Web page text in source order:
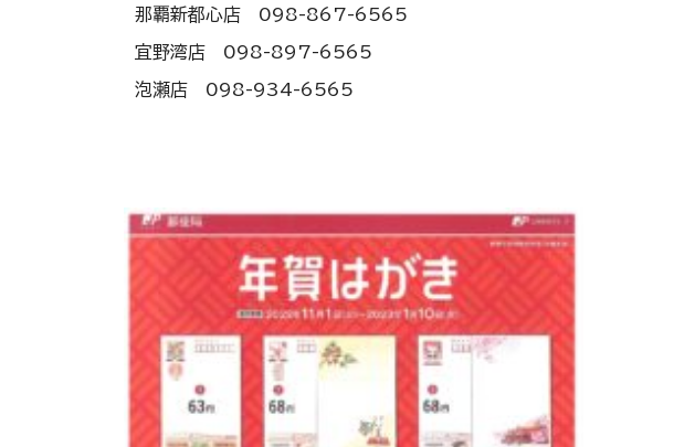
那覇新都心店 098-867-6565
宜野湾店 098-897-6565
泡瀬店 098-934-6565